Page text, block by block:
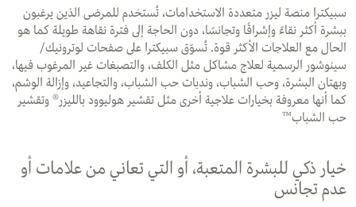
سبيكترا منصة ليزر متعددة الاستخدامات، تُستخدم للمرضى الذين يرغبون
ببشرة أكثر نقاءً وإشراقًا وتجانسًا، دون الحاجة إلى فترة نقاهة طويلة كما هو
الحال مع العلاجات الأكثر قوة. تُسوّق سبيكترا على صفحات لوترونيك/
سينوشور الرسمية لعلاج مشاكل مثل الكلف، والتصبغات غير المرغوب فيها،
وبهتان البشرة، وحب الشباب، وندبات حب الشباب، والتجاعيد، وإزالة الوشم،
كما أنها معروفة بخيارات علاجية أخرى مثل تقشير هوليوود بالليزر® وتقشير
حب الشباب™
خيار ذكي للبشرة المتعبة، أو التي تعاني من علامات أو
عدم تجانس